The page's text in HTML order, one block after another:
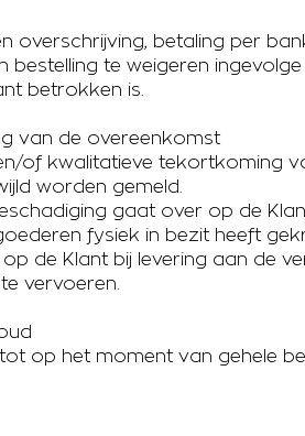
overschrijving, betaling per
bestelling te weigeren
betrokken is.
van de overeenkomst
of kwalitatieve tekortkoming
worden gemeld.
gaat over op de
fysiek in bezit heeft
de Klant bij levering aan de
vervoeren.
tot op het moment van gehele